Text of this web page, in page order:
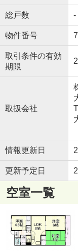
総戸数 -
物件番号
取引条件の有効
期限
取扱会社
情報更新日
更新予定日
空室一覧